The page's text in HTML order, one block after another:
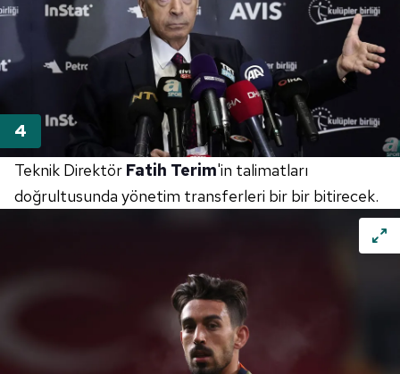
Teknik Direktör Fatih Terim'in talimatları
doğrultusunda yönetim transferleri bir bir bitirecek.